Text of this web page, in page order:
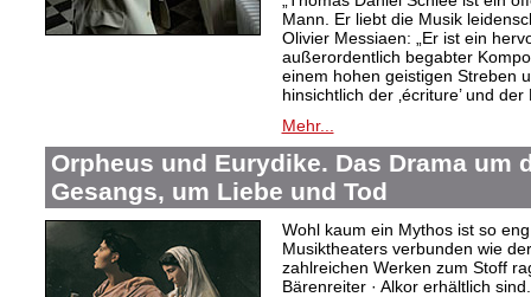
Mann. Er liebt die Musik
Olivier Messiaen: „Er ist ein
außerordentlich begabter
einem hohen geistigen Streben
hinsichtlich der ‚écriture’ und der
Mehr...
Orpheus und Eurydike. Das Drama um
Gesangs, um Liebe und Tod
Wohl kaum ein Mythos ist so
Musiktheaters verbunden wie
zahlreichen Werken zum Stoff
Bärenreiter · Alkor erhältlich sind.